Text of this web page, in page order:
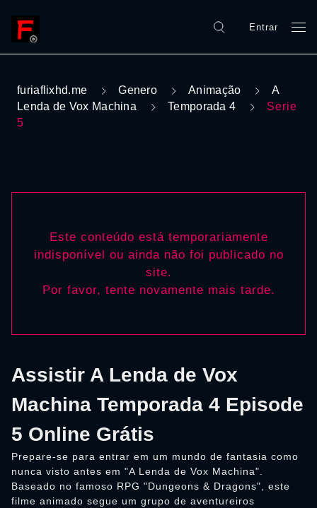
Entrar
furiaflixhd.me Genero Animação
A
Lenda de Vox Machina
Temporada 4
Serie
5
Este conteúdo está temporariamente
indisponível ou ainda não foi publicado no
site.
Por favor, tente novamente mais tarde.
Assistir A Lenda de Vox
Machina Temporada 4 Episode
5 Online Grátis
Prepare-se para entrar em um mundo de fantasia como
nunca visto antes em "A Lenda de Vox Machina".
Baseado no famoso RPG "Dungeons & Dragons", este
filme animado segue um grupo de aventureiros